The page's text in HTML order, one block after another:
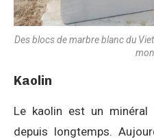
Des blocs de marbre blanc du
Kaolin
Le kaolin est un
depuis longtemps.